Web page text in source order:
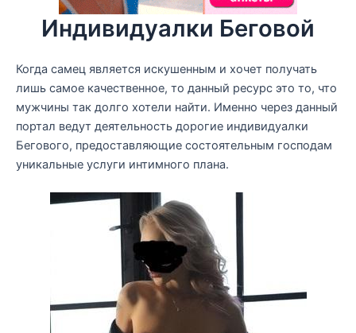
Индивидуалки Беговой
Когда самец является искушенным и хочет получать
лишь самое качественное, то данный ресурс это то, что
мужчины так долго хотели найти. Именно через данный
портал ведут деятельность дорогие индивидуалки
Бегового, предоставляющие состоятельным господам
уникальные услуги интимного плана.